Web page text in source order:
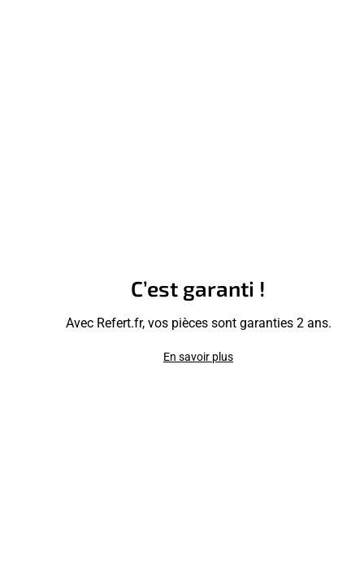
C’est garanti !
Avec Refert.fr, vos pièces sont garanties 2 ans.
En savoir plus